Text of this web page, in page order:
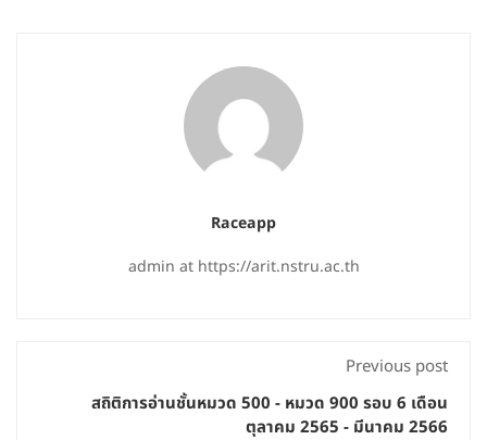
Raceapp
admin at https://arit.nstru.ac.th
Previous post
สถิติการอ่านชั้นหมวด 500 - หมวด 900 รอบ 6 เดือน
ตุลาคม 2565 - มีนาคม 2566